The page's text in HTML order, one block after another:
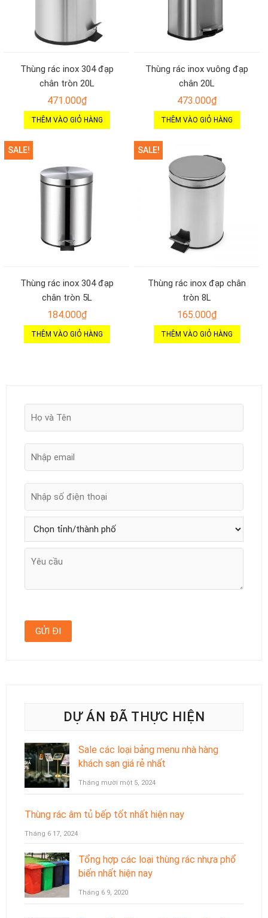
Thùng rác inox 304 đạp
chân tròn 20L
471.000₫
THÊM VÀO GIỎ HÀNG
Thùng rác inox vuông đạp
chân 20L
473.000₫
THÊM VÀO GIỎ HÀNG
SALE!
Thùng rác inox 304 đạp
chân tròn 5L
184.000₫
THÊM VÀO GIỎ HÀNG
SALE!
Thùng rác inox đạp chân
tròn 8L
165.000₫
THÊM VÀO GIỎ HÀNG
DỰ ÁN ĐÃ THỰC HIỆN
Sale các loại bảng menu nhà hàng
khách sạn giá rẻ nhất
Tháng mười một 5, 2024
Thùng rác âm tủ bếp tốt nhất hiện nay
Tháng 6 17, 2024
Tổng hợp các loại thùng rác nhựa phổ
biến nhất hiện nay
Tháng 6 9, 2020